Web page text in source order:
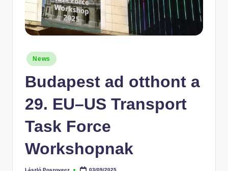
Posted
in
News
Budapest ad otthont a
29. EU–US Transport
Task Force
Workshopnak
László Poszovecz